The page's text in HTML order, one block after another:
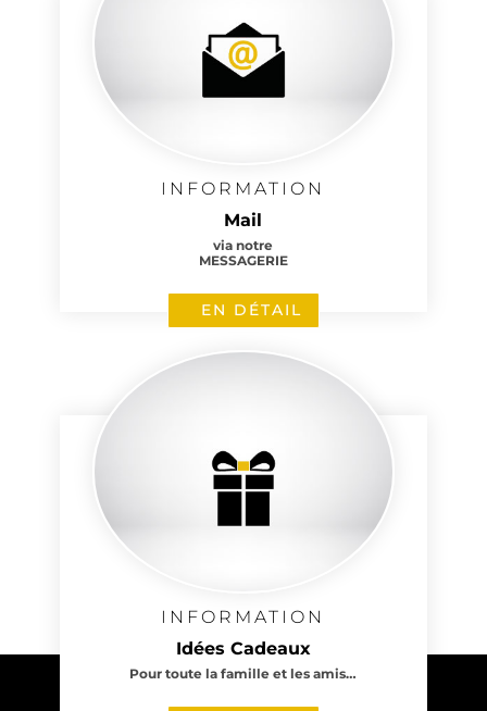
INFORMATION
Mail
via notre
MESSAGERIE
EN DÉTAIL
INFORMATION
Idées Cadeaux
Pour toute la famille et les amis…